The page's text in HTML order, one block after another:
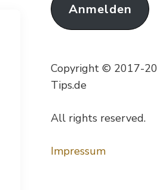
Anmelden
Copyright © 2017-
Tips.de
All rights reserved.
Impressum